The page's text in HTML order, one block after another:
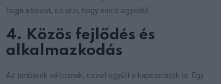
fogja a kezét, és érzi, hogy nincs egyedül.
4. Közös fejlődés és
alkalmazkodás
Az emberek változnak, ezzel együtt a kapcsolatok is. Egy